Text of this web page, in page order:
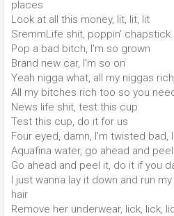
places
Look at all this money, lit, lit, lit
SremmLife shit, poppin' chapstick
Pop a bad bitch, I'm so grown
Brand new car, I'm so on
Yeah nigga what, all my niggas rich
All my bitches rich too so you
News life shit, test this cup
Test this cup, do it for us
Four eyed, damn, I'm twisted bad,
Aquafina water, go ahead and
Go ahead and peel it, do it if you
I just wanna lay it down and run
hair
Remove her underwear, lick, lick,